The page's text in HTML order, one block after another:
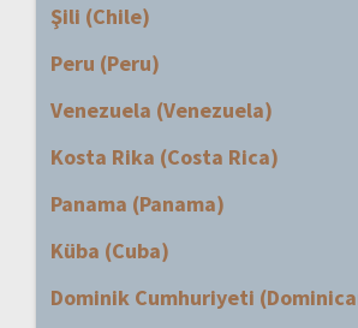
Şili (Chile)
Peru (Peru)
Venezuela (Venezuela)
Kosta Rika (Costa Rica)
Panama (Panama)
Küba (Cuba)
Dominik Cumhuriyeti